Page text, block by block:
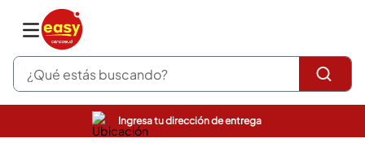
¿Qué estás buscando?
Ingresa tu dirección de entrega
pinturas